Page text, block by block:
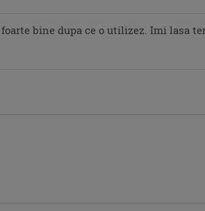
bine dupa ce o utilizez. Imi lasa